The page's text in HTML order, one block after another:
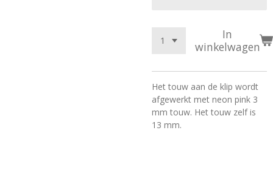
In
winkelwagen
Het touw aan de klip wordt
afgewerkt met neon pink 3
mm touw. Het touw zelf is
13 mm.